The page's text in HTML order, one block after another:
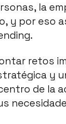
la
y por eso
retos
y
de la